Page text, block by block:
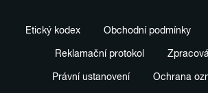
Etický kodex Obchodní podmínky
Reklamační protokol
Právní ustanovení Ochrana